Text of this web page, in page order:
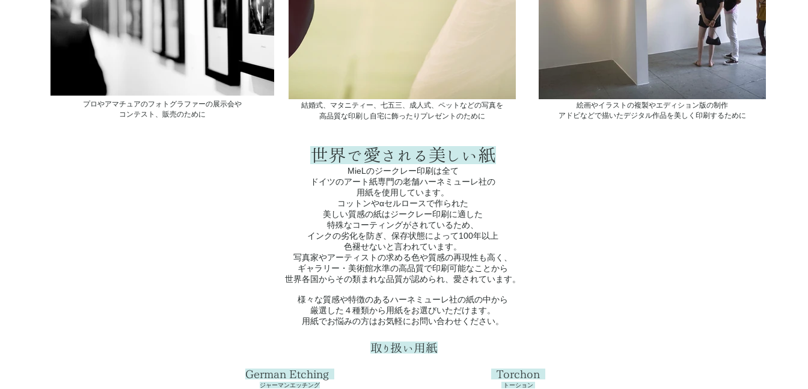
プロやアマチュアのフォトグラファーの展示会や
コンテスト、販売のために
結婚式、マタニティー、七五三、成人式、ペットなどの写真を
高品質な印刷し自宅に飾ったりプレゼントのために
絵画やイラストの複製やエディション版の制作
アドビなどで描いたデジタル作品を美しく印刷するために
世界で愛される美しい紙
MieLのジークレー印刷は全て
ドイツのアート紙専門の老舗ハーネミューレ社の
用紙を使用しています。
コットンやαセルロースで作られた
美しい質感の紙はジークレー印刷に適した
特殊なコーティングがされているため、
インクの劣化を防ぎ、保存状態によって100年以上
色褪せないと言われています。
写真家やアーティストの求める色や質感の再現性も高く、
ギャラリー・美術館水準の高品質で印刷可能なことから
世界各国からその類まれな品質が認められ、愛されています。
様々な質感や特徴のあるハーネミューレ社の紙の中から
厳選した４種類から用紙をお選びいただけます。
用紙でお悩みの方はお気軽にお問い合わせください。
取り扱い用紙
German Etching
ジャーマンエッチング
Torchon
トーション